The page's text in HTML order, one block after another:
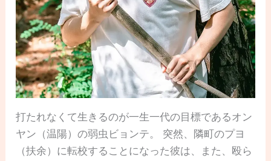
打たれなくて生きるのが一生一代の目標であるオン
ヤン（温陽）の弱虫ビョンテ。 突然、隣町のプヨ
（扶余）に転校することになった彼は、また、殴ら